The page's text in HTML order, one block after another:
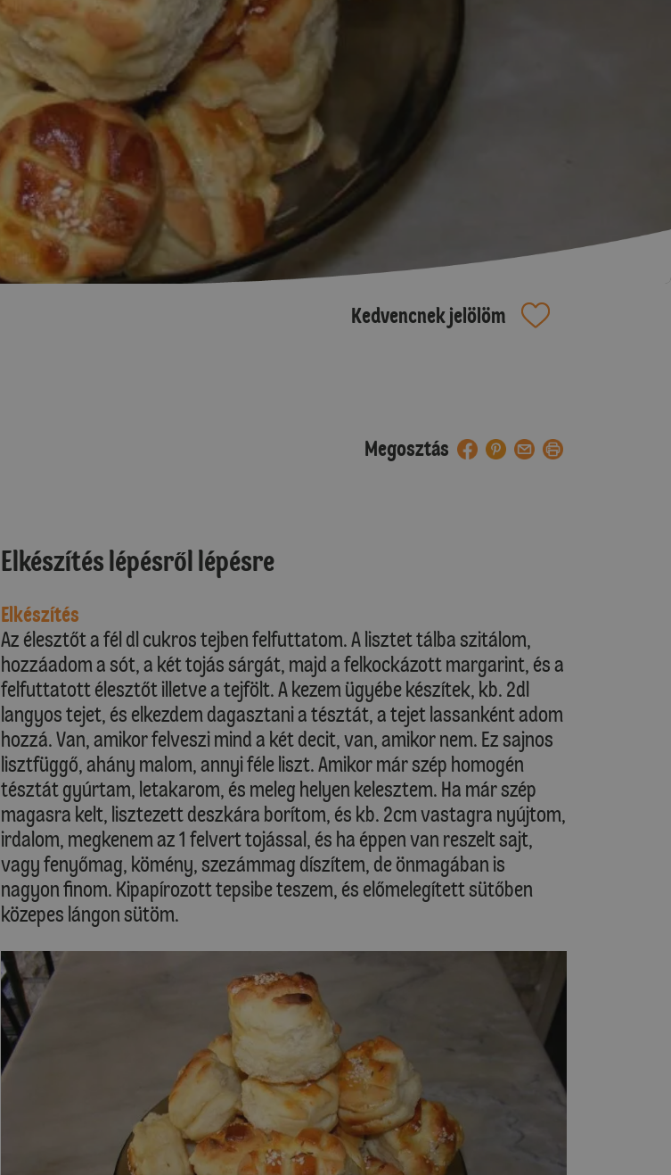
Kedvencnek jelölöm
Megosztás
Elkészítés lépésről lépésre
Elkészítés
Az élesztőt a fél dl cukros tejben felfuttatom. A lisztet tálba szitálom,
hozzáadom a sót, a két tojás sárgát, majd a felkockázott margarint, és a
felfuttatott élesztőt illetve a tejfölt. A kezem ügyébe készítek, kb. 2dl
langyos tejet, és elkezdem dagasztani a tésztát, a tejet lassanként adom
hozzá. Van, amikor felveszi mind a két decit, van, amikor nem. Ez sajnos
lisztfüggő, ahány malom, annyi féle liszt. Amikor már szép homogén
tésztát gyúrtam, letakarom, és meleg helyen kelesztem. Ha már szép
magasra kelt, lisztezett deszkára borítom, és kb. 2cm vastagra nyújtom,
irdalom, megkenem az 1 felvert tojással, és ha éppen van reszelt sajt,
vagy fenyőmag, kömény, szezámmag díszítem, de önmagában is
nagyon finom. Kipapírozott tepsibe teszem, és előmelegített sütőben
közepes lángon sütöm.